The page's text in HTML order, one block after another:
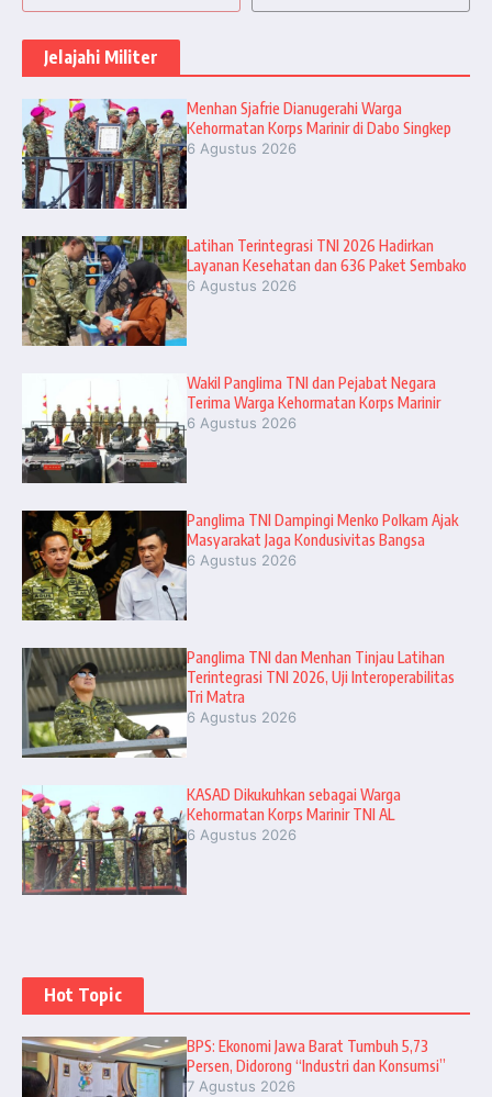
Jelajahi Militer
Menhan Sjafrie Dianugerahi Warga
Kehormatan Korps Marinir di Dabo Singkep
6 Agustus 2026
Latihan Terintegrasi TNI 2026 Hadirkan
Layanan Kesehatan dan 636 Paket Sembako
6 Agustus 2026
Wakil Panglima TNI dan Pejabat Negara
Terima Warga Kehormatan Korps Marinir
6 Agustus 2026
Panglima TNI Dampingi Menko Polkam Ajak
Masyarakat Jaga Kondusivitas Bangsa
6 Agustus 2026
Panglima TNI dan Menhan Tinjau Latihan
Terintegrasi TNI 2026, Uji Interoperabilitas
Tri Matra
6 Agustus 2026
KASAD Dikukuhkan sebagai Warga
Kehormatan Korps Marinir TNI AL
6 Agustus 2026
Hot Topic
BPS: Ekonomi Jawa Barat Tumbuh 5,73
Persen, Didorong “Industri dan Konsumsi”
7 Agustus 2026